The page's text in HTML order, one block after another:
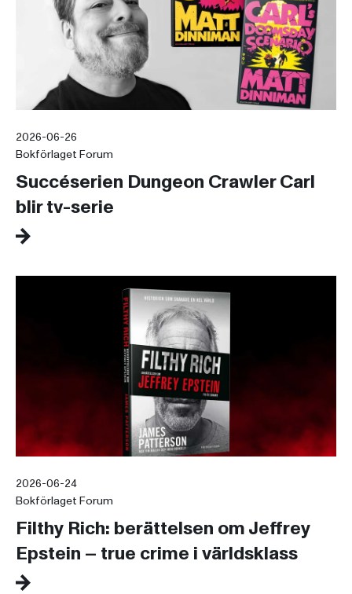
2026-06-26
Bokförlaget Forum
Succéserien Dungeon Crawler Carl
blir tv-serie
2026-06-24
Bokförlaget Forum
Filthy Rich: berättelsen om Jeffrey
Epstein – true crime i världsklass